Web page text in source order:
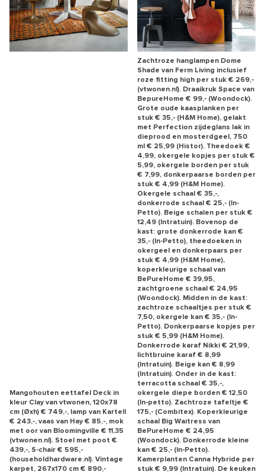
Mangohouten eettafel Deck in
kleur Clay van vtwonen, 120x78
cm (Øxh) € 749,-, lamp van Kartell
€ 243,-, vaas van Hay € 85,-, mok
met oor van Bloomingville € 11,35
(vtwonen.nl). Stoel met poot €
439,-, S-chair € 595,-
(householdhardware.nl). Vintage
karpet, 267x170 cm € 890,-
Zachtroze hanglampen Dome
Shade van Ferm Living inclusief
roze fitting high per stuk € 269,-
(vtwonen.nl). Draaikruk Space van
BepureHome € 99,- (Woondock).
Grote oude kaasplanken per
stuk € 35,- (H&M Home), gelakt
met Perfection zijdeglans lak in
dieprood en mosterdgeel, 750
ml € 25,99 (Histor). Theedoek €
4,99, okergele kopjes per stuk €
5,99, okergele borden per stuk
€ 7,99, donkerpaarse borden per
stuk € 4,99 (H&M Home).
Okergele schaal € 35,-,
donkerrode schaal € 25,- (In-
Petto). Beige schalen per stuk €
12,49 (Intratuin). Bovenop de
kast: grote donkerrode kan €
35,- (In-Petto), theedoeken in
okergeel en donkerpaars per
stuk € 4,99 (H&M Home),
koperkleurige schaal van
BePureHome € 39,95,
zachtgroene schaal € 24,95
(Woondock). Midden in de kast:
zachtroze schaaltjes per stuk €
7,50, okergele kan € 35,- (In-
Petto). Donkerpaarse kopjes per
stuk € 5,99 (H&M Home).
Donkerrode karaf Nikki € 21,99,
lichtbruine karaf € 8,99
(Intratuin). Beige kan € 8,99
(Intratuin). Onder in de kast:
terracotta schaal € 35,-,
okergele diepe borden € 12,50
(In-petto). Zachtroze tafeltje €
175,- (Combitex). Koperkleurige
schaal Big Waitress van
BePureHome € 24,95
(Woondock). Donkerrode kleine
kan € 25,- (In-Petto).
Kamerplanten Canna Hybride per
stuk € 9,99 (Intratuin). De keuken